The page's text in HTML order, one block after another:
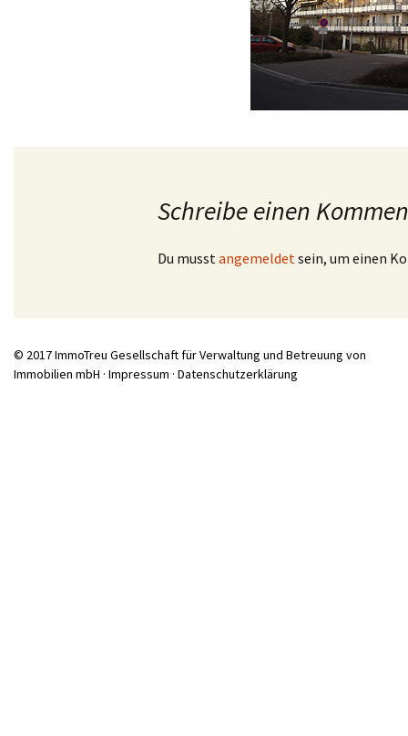
Schreibe einen
Du musstangemeldetsein, um einen
© 2017 ImmoTreu Gesellschaft für Verwaltung und Betreuung von
Immobilien mbH · Impressum · Datenschutzerklärung